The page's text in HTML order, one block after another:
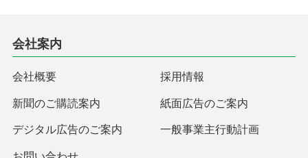
会社案内
会社概要 採用情報
新聞のご購読案内 紙面広告のご案内
デジタル広告のご案内 一般事業主行動計画